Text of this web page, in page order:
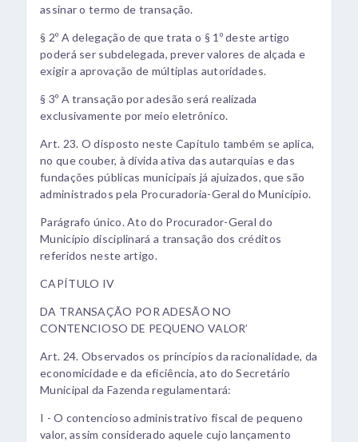
assinar o termo de transação.
§ 2º A delegação de que trata o § 1º deste artigo
poderá ser subdelegada, prever valores de alçada e
exigir a aprovação de múltiplas autoridades.
§ 3º A transação por adesão será realizada
exclusivamente por meio eletrônico.
Art. 23. O disposto neste Capítulo também se aplica,
no que couber, à dívida ativa das autarquias e das
fundações públicas municipais já ajuizados, que são
administrados pela Procuradoria-Geral do Município.
Parágrafo único. Ato do Procurador-Geral do
Município disciplinará a transação dos créditos
referidos neste artigo.
CAPÍTULO IV
DA TRANSAÇÃO POR ADESÃO NO
CONTENCIOSO DE PEQUENO VALOR’
Art. 24. Observados os princípios da racionalidade, da
economicidade e da eficiência, ato do Secretário
Municipal da Fazenda regulamentará:
I - O contencioso administrativo fiscal de pequeno
valor, assim considerado aquele cujo lançamento